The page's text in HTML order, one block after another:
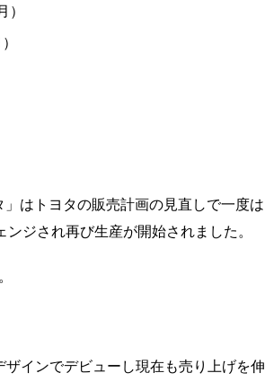
はトヨタの販売計画の見直しで一度は
ジされ再び生産が開始されました。
インでデビューし現在も売り上げを伸